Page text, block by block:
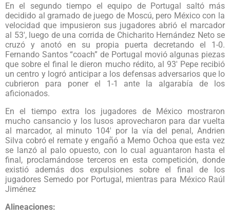
En el segundo tiempo el equipo de Portugal saltó más
decidido al gramado de juego de Moscú, pero México con la
velocidad que impusieron sus jugadores abrió el marcador
al 53′, luego de una corrida de Chicharito Hernández Neto se
cruzó y anotó en su propia puerta decretando el 1-0.
Fernando Santos “coach” de Portugal movió algunas piezas
que sobre el final le dieron mucho rédito, al 93′ Pepe recibió
un centro y logró anticipar a los defensas adversarios que lo
cubrieron para poner el 1-1 ante la algarabía de los
aficionados.
En el tiempo extra los jugadores de México mostraron
mucho cansancio y los lusos aprovecharon para dar vuelta
al marcador, al minuto 104′ por la vía del penal, Andrien
Silva cobró el remate y engañó a Memo Ochoa que esta vez
se lanzó al palo opuesto, con lo cual aguantaron hasta el
final, proclamándose terceros en esta competición, donde
existió además dos expulsiones sobre el final de los
jugadores Semedo por Portugal, mientras para México Raúl
Jiménez
Alineaciones: